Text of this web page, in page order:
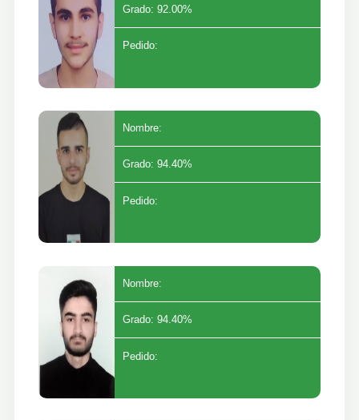
Grado: 92.00%
Pedido:
Nombre:
Grado: 94.40%
Pedido:
Nombre:
Grado: 94.40%
Pedido: